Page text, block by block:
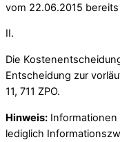
vom 22.06.2015
II.
Die
Entscheidung zur
11, 711 ZPO.
Hinweis:
lediglich